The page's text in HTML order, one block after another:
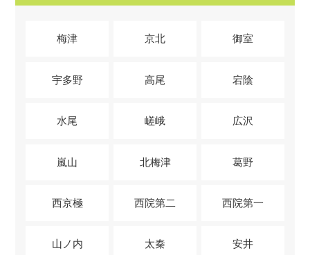
梅津 京北 御室
宇多野 高尾 宕陰
水尾 嵯峨 広沢
嵐山 北梅津 葛野
西京極 西院第二 西院第一
山ノ内 太秦 安井